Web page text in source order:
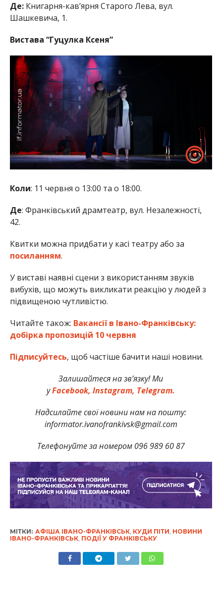
Де:Книгарня-кав’ярня Старого Лева, вул.
Шашкевича, 1.
Вистава “Гуцулка Ксеня”
Коли: 11 червня о 13:00 та о 18:00.
Де: Франківський драмтеатр, вул. Незалежності,
42.
Квитки можна придбати у касі театру або за
посиланням.
У виставі наявні сцени з використанням звуків
вибухів, що можуть викликати реакцію у людей з
підвищеною чутливістю.
Читайте також: Вакансії в Івано-Франківську:
добірка пропозицій 10 червня
Підписуйтесь, щоб частіше бачити наші новини.
Залишайтеся на зв’язку! Ми
уFacebook, Instagram, Telegram.
Надсилайте свої новини нам на пошту:
informator.ivanofrankivsk@gmail.com
Телефонуйте за номером 096 989 60 87
МІТКИ: АФІША ІВАНО-ФРАНКІВСЬК, КУДИ ПІТИ НОВИНИ
ІВАНО-ФРАНКІВСЬК, ПОДІЇ У ФРАНКІВСЬКУ